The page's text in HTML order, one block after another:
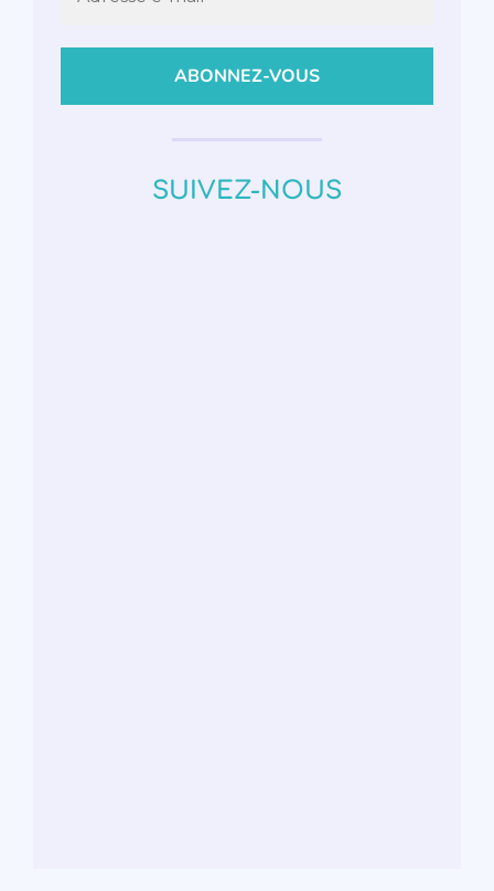
SUIVEZ-NOUS